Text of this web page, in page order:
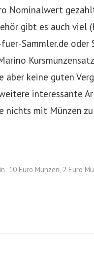
Nominalwert
gibt es auch viel
Sammler.de oder
aber keine guten
interessante
nichts mit Münzen
10 Euro Münzen, 2 Euro